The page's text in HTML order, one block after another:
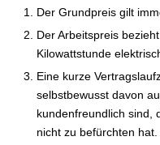
Der Grundpreis gilt
Der Arbeitspreis
Kilowattstunde
Eine kurze
selbstbewusst davon
kundenfreundlich sind,
nicht zu befürchten hat.